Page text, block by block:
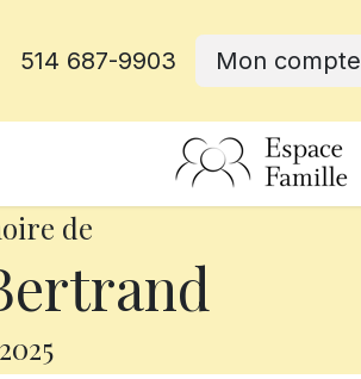
514 687-9903 Mon compte
de
2025